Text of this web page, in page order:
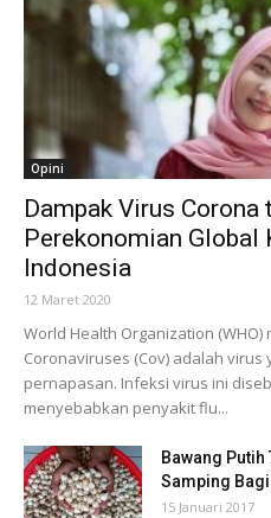
Opini
Dampak Virus Corona
Perekonomian Global
Indonesia
12 Maret 2020
World Health Organization
Coronaviruses (Cov) adalah virus
pernapasan. Infeksi virus ini
menyebabkan penyakit flu...
Bawang Putih
Samping Bagi
15 Januari 2017